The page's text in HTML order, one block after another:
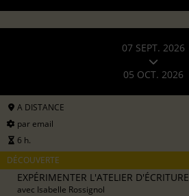
07 SEPT. 2026
05 OCT. 2026
A DISTANCE
par email
6 h.
DÉCOUVERTE
EXPÉRIMENTER L'ATELIER D'ÉCRITURE
avec Isabelle Rossignol